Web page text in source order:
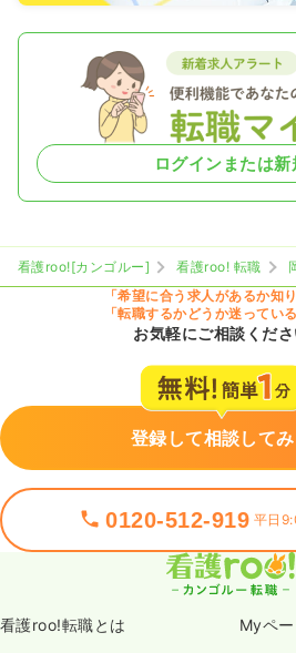
ログインまたは
看護roo![カンゴルー] 看護roo! 転職
「希望に合う求人があるか知
「転職するかどうか迷ってい
お気軽にご相談くだ
登録して相談して
0120-512-919 平日
看護roo!転職とは Myペ